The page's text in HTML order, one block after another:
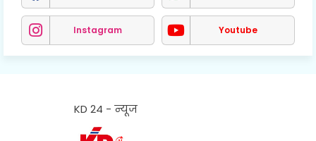
Instagram Youtube
KD 24 - न्यूज